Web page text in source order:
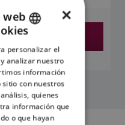
ENGLISH
FRENCH
DANISH
ITALIAN
SWEDISH
×
web
personalizar el
analizar nuestro
información
con nuestros
quienes
información que
o que hayan